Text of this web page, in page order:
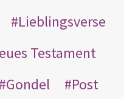
Lieblingsverse
Testament
Gondel
Post